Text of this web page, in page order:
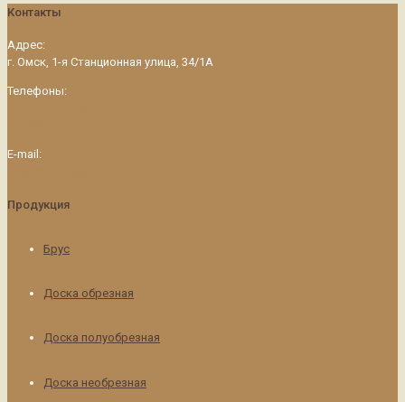
Контакты
Адрес:
г. Омск, 1-я Станционная улица, 34/1А
Телефоны:
E-mail:
Продукция
Брус
Доска обрезная
Доска полуобрезная
Доска необрезная